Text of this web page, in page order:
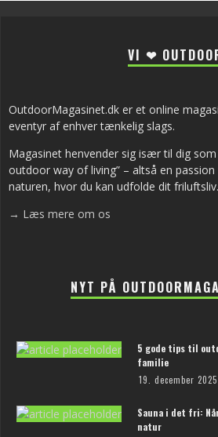
VI ❤
OutdoorMagasinet.dk er et online
eventyr af enhver tænkelig slags.
Magasinet henvender sig især til dig
outdoor way of living” – altså en
naturen, hvor du kan udfolde dit friluftsliv.
→ Læs mere om os
NYT PÅ
5 gode tips til
familie
19. december 2025
Sauna i det fri:
natur